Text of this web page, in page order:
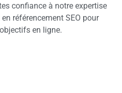
confiance à notre expertise
référencement SEO pour
en ligne.